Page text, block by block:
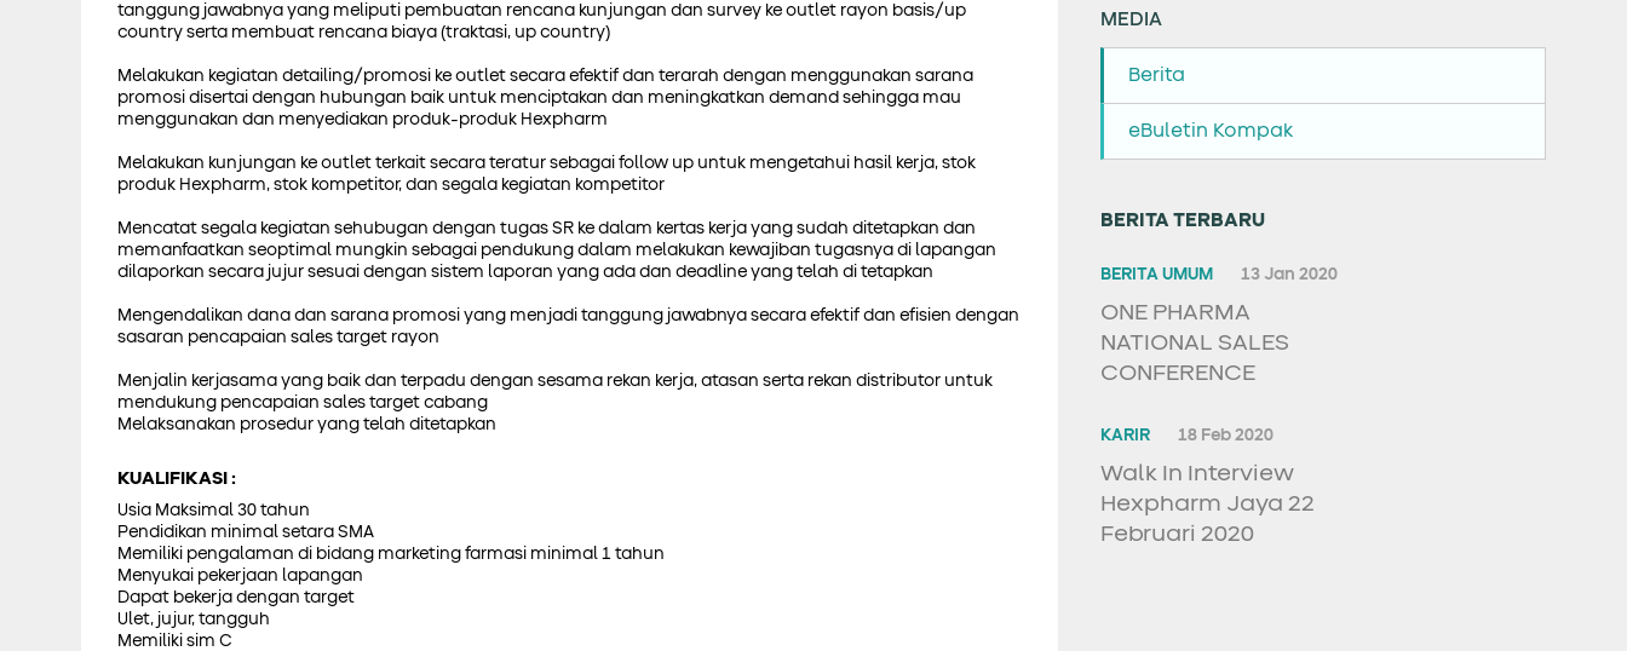
tanggung jawabnya yang meliputi pembuatan rencana kunjungan dan survey ke outlet rayon basis/up
country serta membuat rencana biaya (traktasi, up country)
Melakukan kegiatan detailing/promosi ke outlet secara efektif dan terarah dengan menggunakan sarana
promosi disertai dengan hubungan baik untuk menciptakan dan meningkatkan demand sehingga mau
menggunakan dan menyediakan produk-produk Hexpharm
Melakukan kunjungan ke outlet terkait secara teratur sebagai follow up untuk mengetahui hasil kerja, stok
produk Hexpharm, stok kompetitor, dan segala kegiatan kompetitor
Mencatat segala kegiatan sehubugan dengan tugas SR ke dalam kertas kerja yang sudah ditetapkan dan
memanfaatkan seoptimal mungkin sebagai pendukung dalam melakukan kewajiban tugasnya di lapangan
dilaporkan secara jujur sesuai dengan sistem laporan yang ada dan deadline yang telah di tetapkan
Mengendalikan dana dan sarana promosi yang menjadi tanggung jawabnya secara efektif dan efisien dengan
sasaran pencapaian sales target rayon
Menjalin kerjasama yang baik dan terpadu dengan sesama rekan kerja, atasan serta rekan distributor untuk
mendukung pencapaian sales target cabang
Melaksanakan prosedur yang telah ditetapkan
KUALIFIKASI :
Usia Maksimal 30 tahun
Pendidikan minimal setara SMA
Memiliki pengalaman di bidang marketing farmasi minimal 1 tahun
Menyukai pekerjaan lapangan
Dapat bekerja dengan target
Ulet, jujur, tangguh
Memiliki sim C
MEDIA
Berita
eBuletin Kompak
BERITA TERBARU
BERITA UMUM 13 Jan 2020
ONE PHARMA
NATIONAL SALES
CONFERENCE
KARIR 18 Feb 2020
Walk In Interview
Hexpharm Jaya 22
Februari 2020